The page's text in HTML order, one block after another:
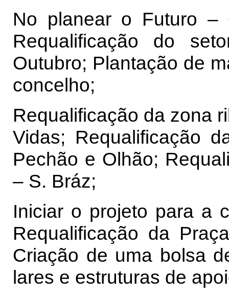
No planear o Futuro –
Requalificação do
Outubro; Plantação de
concelho;
Requalificação da zona
Vidas; Requalificação
Pechão e Olhão;
– S. Bráz;
Iniciar o projeto para a
Requalificação da
Criação de uma bolsa
lares e estruturas de